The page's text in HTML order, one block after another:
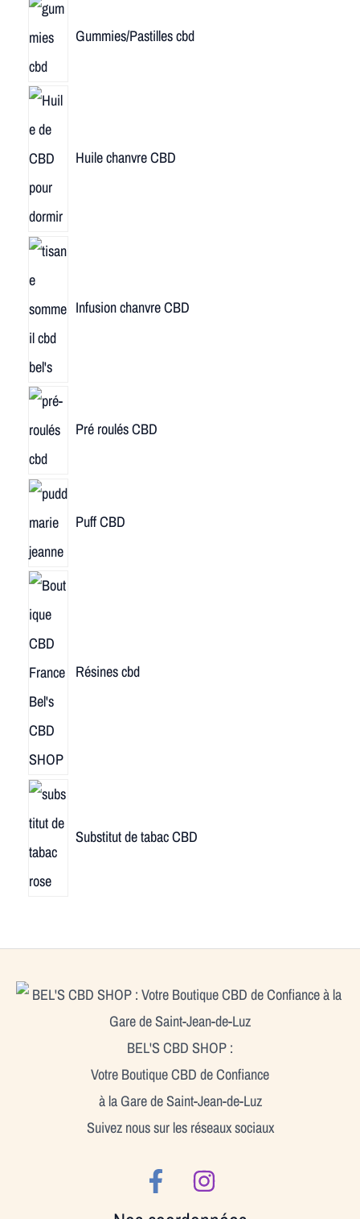
Gummies/Pastilles cbd
Huile chanvre CBD
Infusion chanvre CBD
Pré roulés CBD
Puff CBD
Résines cbd
Substitut de tabac CBD
BEL'S CBD SHOP :
Votre Boutique CBD de Confiance
à la Gare de Saint-Jean-de-Luz
Suivez nous sur les réseaux sociaux